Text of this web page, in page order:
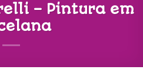
– Pintura em